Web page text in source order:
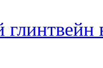
глинтвейн